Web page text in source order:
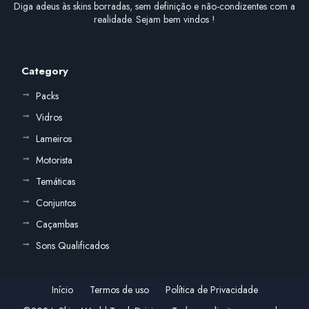
Diga adeus às skins borradas, sem definição e não-condizentes com a
realidade. Sejam bem vindos !
Category
Packs
Vidros
Lameiros
Motorista
Temáticas
Conjuntos
Caçambas
Sons Qualificados
Início Termos de uso
Política de Privacidade